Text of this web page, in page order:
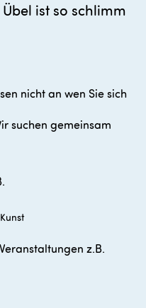
ist so schlimm
nicht an wen Sie sich
suchen gemeinsam
z.B.